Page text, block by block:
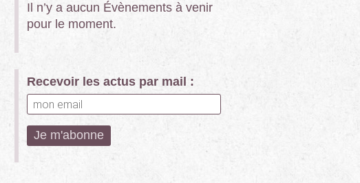
Il n’y a aucun Évènements à venir
pour le moment.
Recevoir les actus par mail :